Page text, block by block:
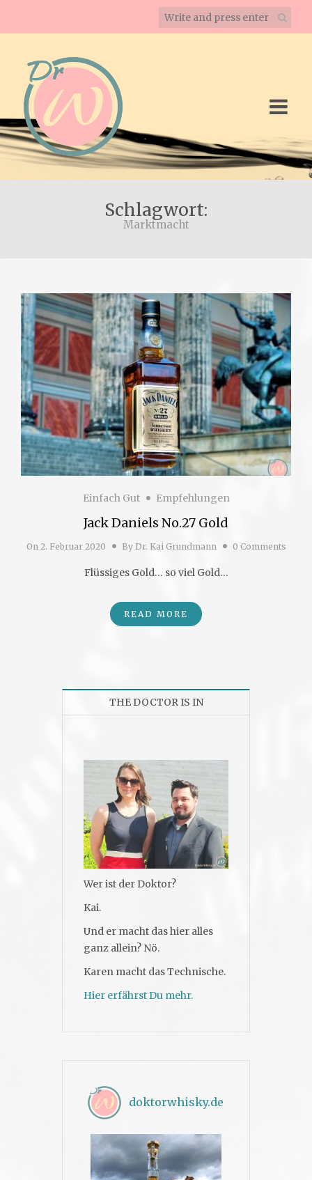
Schlagwort:
Marktmacht
Einfach Gut Empfehlungen
Jack Daniels No.27 Gold
On 2. Februar 2020 By Dr. Kai Grundmann 0 Comments
Flüssiges Gold… so viel Gold…
READ MORE
THE DOCTOR IS IN
Wer ist der Doktor?
Kai.
Und er macht das hier alles
ganz allein? Nö.
Karen macht das Technische.
Hier erfährst Du mehr.
doktorwhisky.de